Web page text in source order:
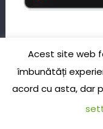
Despre dreptul
ştiri
Acest site web
îmbunătăți
acord cu asta, dar